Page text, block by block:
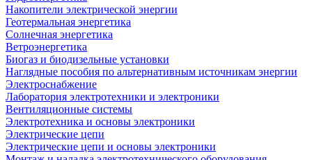
Накопители электрической энергии
Геотермальная энергетика
Солнечная энергетика
Ветроэнергетика
Биогаз и биодизельные установки
Наглядные пособия по альтернативным источникам энергии
Электроснабжение
Лаборатория электротехники и электроники
Вентиляционные системы
Электротехника и основы электроники
Электрические цепи
Электрические цепи и основы электроники